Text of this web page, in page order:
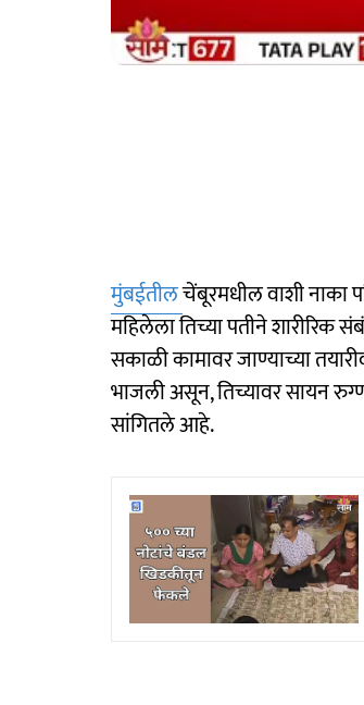
मुंबईतीलचेंबूरमधील वाशी नाका
महिलेला तिच्या पतीने शारीरिक
सकाळी कामावर जाण्याच्या
भाजली असून, तिच्यावर सायन
सांगितले आहे.